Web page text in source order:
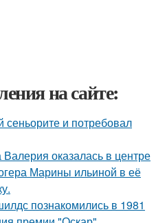
на сайте:
и потребовал
оказалась в центре
Марины ильиной в её
познакомились в 1981